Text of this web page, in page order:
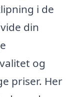
i de
din
og
priser. Her